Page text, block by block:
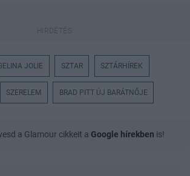
JOLIE SZTAR SZTÁRHÍREK
SZERELEM BRAD PITT ÚJ BARÁTNŐJE
a Glamour cikkeit a Google hírekben is!